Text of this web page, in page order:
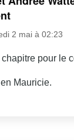
2 mai à 02:23
pour le
Mauricie.